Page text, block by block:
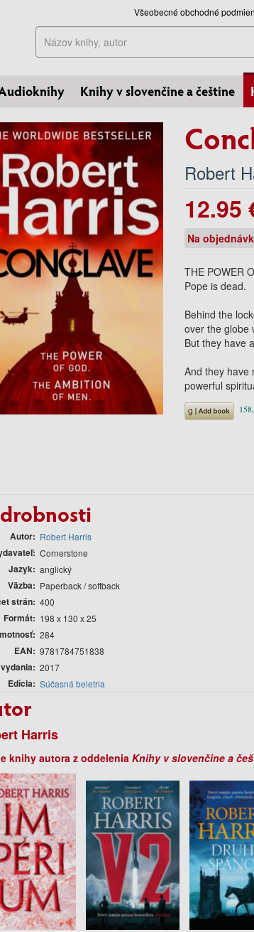
Všeobecné obchodné
Hľadať
Knihy v slovenčine a češtine
Robert
12.95
Na
THE POWER
Pope is dead.
Behind the
over the globe
But they have
And they have
powerful
Autor Robert Harris
Cornerstone
Jazyk anglický
Väzba Paperback / softback
strán 400
Formát 198 x 130 x 25
284
EAN 9781784751838
2017
Edícia Súčasná beletria
Harris
knihy autora z oddelenia Knihy v slovenčine a